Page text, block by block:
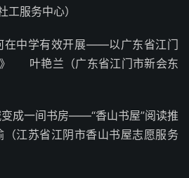
工服务中心）
在中学有效开展——以广东省江门
》 叶艳兰（广东省江门市新会东
变成一间书房——“香山书屋”阅读推
江苏省江阴市香山书屋志愿服务